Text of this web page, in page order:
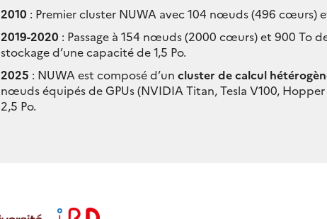
2010 : Premier cluster NUWA avec 104 nœuds (496 cœurs)
2019-2020 : Passage à 154 nœuds (2000 cœurs) et 900 To
stockage d’une capacité de 1,5 Po.
2025 : NUWA est composé d’un cluster de calcul
nœuds équipés de GPUs (NVIDIA Titan, Tesla V100, Hopper
2,5 Po.